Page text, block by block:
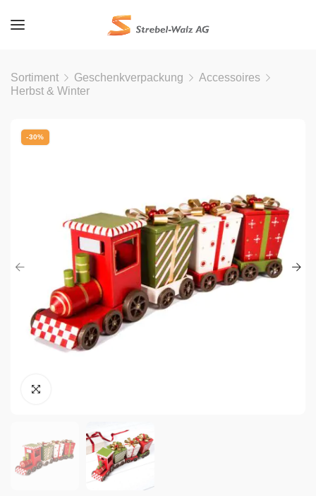
Sortiment Geschenkverpackung
Accessoires
Herbst & Winter
-30%